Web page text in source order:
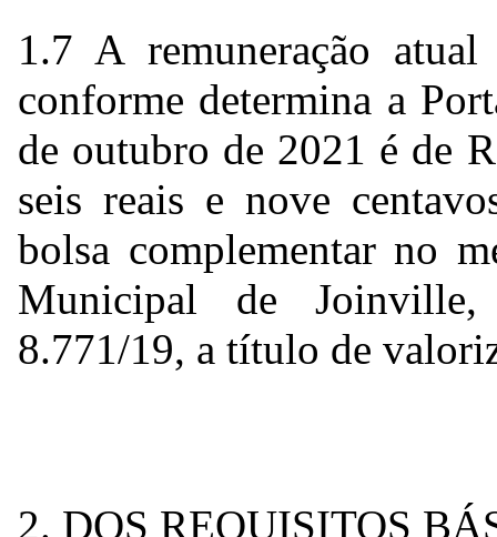
1.7 A remuneração
conforme determina a
de outubro de 2021 é de
seis reais e nove
bolsa complementar no
Municipal de
8.771/19, a título de
2. DOS REQUISITOS